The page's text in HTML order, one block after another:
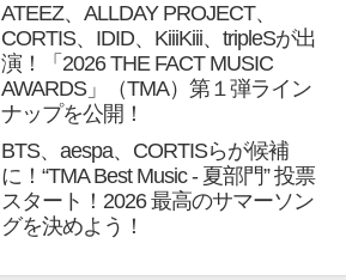
ATEEZ、ALLDAY PROJECT、
CORTIS、IDID、KiiiKiii、tripleSが出
演！「2026 THE FACT MUSIC
AWARDS」（TMA）第１弾ライン
ナップを公開！
BTS、aespa、CORTISらが候補
に！“TMA Best Music - 夏部門” 投票
スタート！2026 最高のサマーソン
グを決めよう！